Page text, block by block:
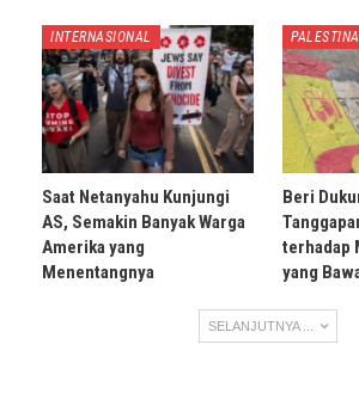
INTERNASIONAL
Saat Netanyahu Kunjungi
AS, Semakin Banyak Warga
Amerika yang
Menentangnya
PALESTINA
Beri
terhadap
yang
SELANJUTNYA ...